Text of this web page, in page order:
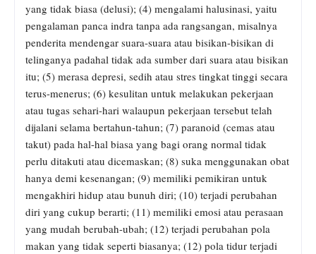
yang tidak biasa (delusi); (4) mengalami halusinasi, yaitu
pengalaman panca indra tanpa ada rangsangan, misalnya
penderita mendengar suara-suara atau bisikan-bisikan di
telinganya padahal tidak ada sumber dari suara atau bisikan
itu; (5) merasa depresi, sedih atau stres tingkat tinggi secara
terus-menerus; (6) kesulitan untuk melakukan pekerjaan
atau tugas sehari-hari walaupun pekerjaan tersebut telah
dijalani selama bertahun-tahun; (7) paranoid (cemas atau
takut) pada hal-hal biasa yang bagi orang normal tidak
perlu ditakuti atau dicemaskan; (8) suka menggunakan obat
hanya demi kesenangan; (9) memiliki pemikiran untuk
mengakhiri hidup atau bunuh diri; (10) terjadi perubahan
diri yang cukup berarti; (11) memiliki emosi atau perasaan
yang mudah berubah-ubah; (12) terjadi perubahan pola
makan yang tidak seperti biasanya; (12) pola tidur terjadi